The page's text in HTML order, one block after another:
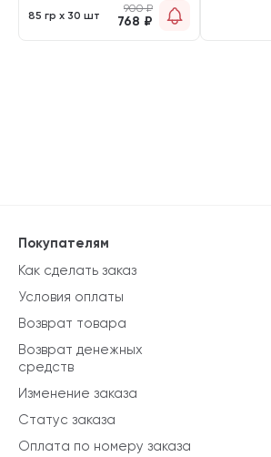
85 гр х 30 шт
900₽
768 ₽
Покупателям
Как сделать заказ
Условия оплаты
Возврат товара
Возврат денежных
средств
Изменение заказа
Статус заказа
Оплата по номеру заказа